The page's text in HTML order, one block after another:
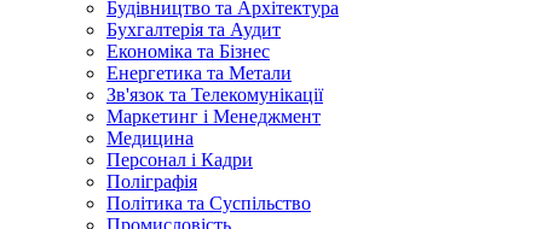
Будівництво та Архітектура
Бухгалтерія та Аудит
Економіка та Бізнес
Енергетика та Метали
Зв'язок та Телекомунікації
Маркетинг і Менеджмент
Медицина
Персонал і Кадри
Поліграфія
Політика та Суспільство
Промисловість